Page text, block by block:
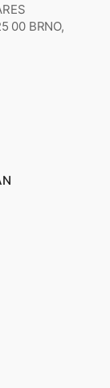
00 BRNO,